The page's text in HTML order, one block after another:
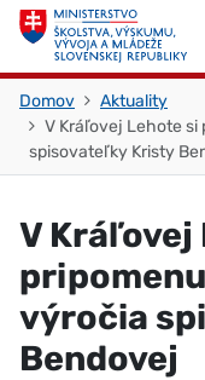
Skočiť na obsah
Domov
Aktuality
V Kráľovej Lehote si
spisovateľky Kristy
V Kráľovej
výročia
Bendovej
Skočiť na začiatok